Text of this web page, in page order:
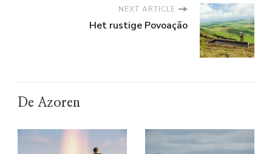
NEXT ARTICLE
Het rustige Povoação
De Azoren